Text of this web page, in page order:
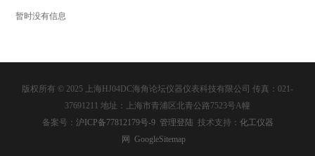
暂时没有信息
版权所有 © 2025 上海HJ04DC海角论坛仪器仪表科技有限公司 传真：021-
37691211 地址：上海市青浦区北青公路7523号A幢
备案号： 沪ICP备77812179号-9 管理登陆 技术支持： 化工仪器
网 GoogleSitemap